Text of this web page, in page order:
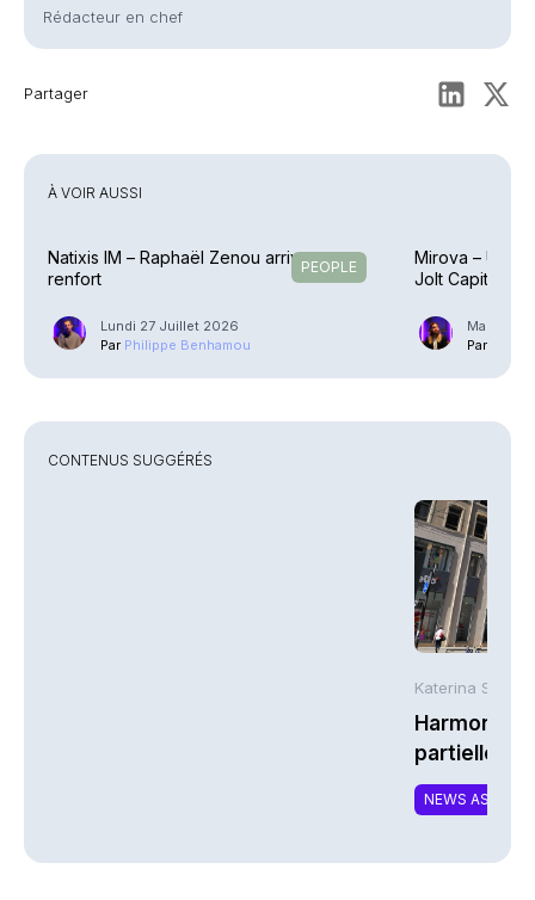
Rédacteur en chef
Partager
À VOIR AUSSI
PEOPLE
Natixis IM – Raphaël Zenou arrive en
renfort
Lundi 27 Juillet 2026
Par Philippe Benhamou
Mirova – Une
Jolt Capital
Mardi 21
Par
CONTENUS SUGGÉRÉS
Katerina
Harmonie
partielle du
MTCAT
NEWS